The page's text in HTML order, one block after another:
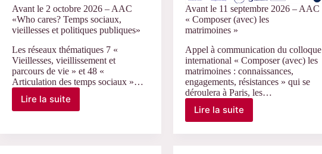
Avant le 2 octobre 2026 – AAC
«Who cares? Temps sociaux,
vieillesses et politiques publiques»
Les réseaux thématiques 7 «
Vieillesses, vieillissement et
parcours de vie » et 48 «
Articulation des temps sociaux »…
Lire la suite
Avant
Avant le 11 septembre 2026 – AAC
« Composer (avec) les
matrimoines »
Appel à communication du colloque
international « Composer (avec) les
matrimoines : connaissances,
engagements, résistances » qui se
déroulera à Paris, les…
Lire la suite
Avant